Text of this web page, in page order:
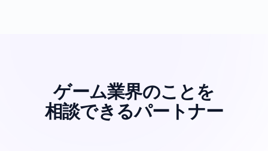
ゲーム業界のことを
相談できるパートナー